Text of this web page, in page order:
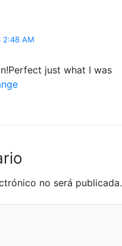
2:48 AM
just what I was
no será publicada.